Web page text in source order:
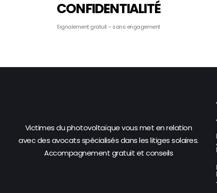
CONFIDENTIALITÉ
Signalement gratuit – sans engagement
Victimes du photovoltaïque vous met en relation
avec des avocats spécialisés dans les litiges solaires.
Accompagnement gratuit et conseils